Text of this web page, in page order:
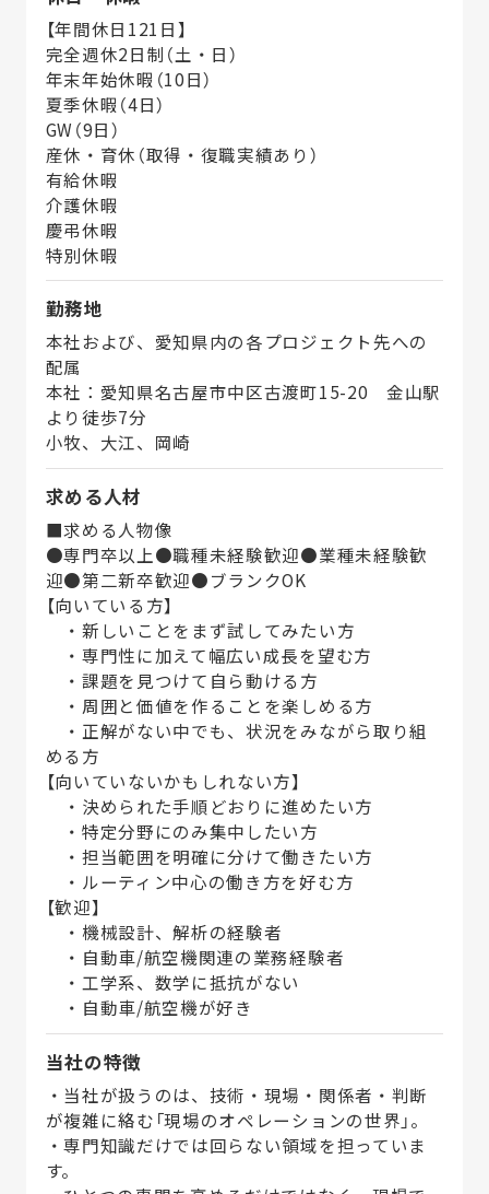
【年間休日121日】
完全週休2日制（土・日）
年末年始休暇（10日）
夏季休暇（4日）
GW（9日）
産休・育休（取得・復職実績あり）
有給休暇
介護休暇
慶弔休暇
特別休暇
勤務地
本社および、愛知県内の各プロジェクト先への
配属
本社：愛知県名古屋市中区古渡町15-20 金山駅
より徒歩7分
小牧、大江、岡崎
求める人材
■求める人物像
●専門卒以上●職種未経験歓迎●業種未経験歓
迎●第二新卒歓迎●ブランクOK
【向いている方】
・新しいことをまず試してみたい方
・専門性に加えて幅広い成長を望む方
・課題を見つけて自ら動ける方
・周囲と価値を作ることを楽しめる方
・正解がない中でも、状況をみながら取り組
める方
【向いていないかもしれない方】
・決められた手順どおりに進めたい方
・特定分野にのみ集中したい方
・担当範囲を明確に分けて働きたい方
・ルーティン中心の働き方を好む方
【歓迎】
・機械設計、解析の経験者
・自動車/航空機関連の業務経験者
・工学系、数学に抵抗がない
・自動車/航空機が好き
当社の特徴
・当社が扱うのは、技術・現場・関係者・判断
が複雑に絡む「現場のオペレーションの世界」。
・専門知識だけでは回らない領域を担っていま
す。